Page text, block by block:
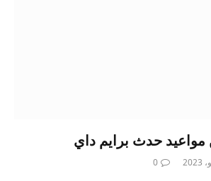
حدث برايم داي
0